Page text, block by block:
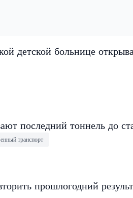
детской больнице
последний тоннель до
транспорт
прошлогодний